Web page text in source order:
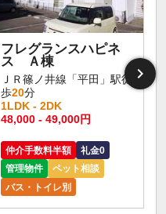
フレグランスハピネ
ス Ａ棟
ＪＲ篠ノ井線「平田」駅徒
歩20分
1LDK - 2DK
48,000 - 49,000円
仲介手数料半額
礼金0
管理物件
ペット相談
バス・トイレ別